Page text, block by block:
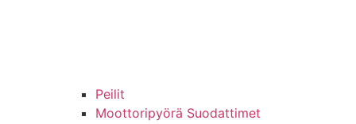
Peilit
Moottoripyörä Suodattimet